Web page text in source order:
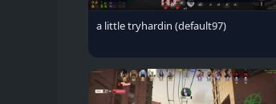
a little tryhardin (default97)